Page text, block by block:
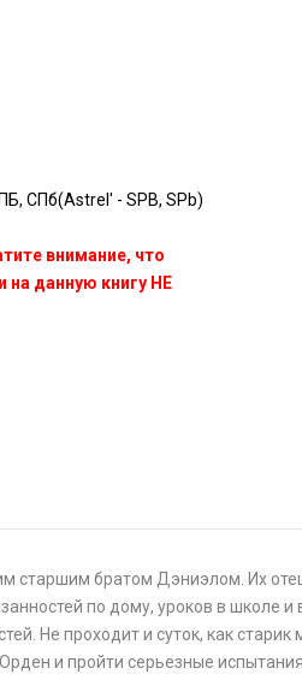
СПб(Astrel' - SPB, SPb)
внимание, что
данную книгу НЕ
старшим братом Дэниэлом. Их
по дому, уроков в школе и
Не проходит и суток, как старик
и пройти серьезные